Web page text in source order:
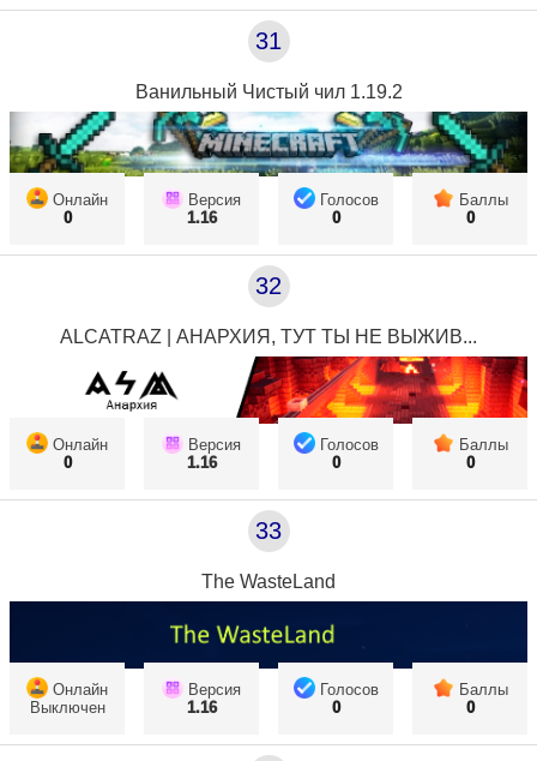
31
Ванильный Чистый чил 1.19.2
Онлайн
0
Версия
1.16
Голосов
0
Баллы
0
32
ALCATRAZ | АНАРХИЯ, ТУТ ТЫ НЕ ВЫЖИВ...
Онлайн
0
Версия
1.16
Голосов
0
Баллы
0
33
The WasteLand
Онлайн
Выключен
Версия
1.16
Голосов
0
Баллы
0